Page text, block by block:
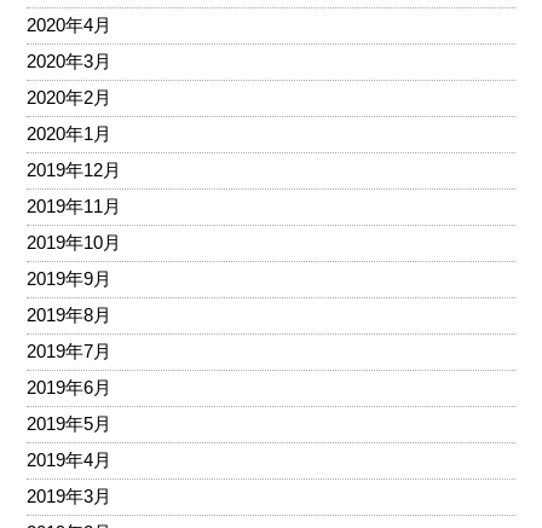
2020年4月
2020年3月
2020年2月
2020年1月
2019年12月
2019年11月
2019年10月
2019年9月
2019年8月
2019年7月
2019年6月
2019年5月
2019年4月
2019年3月